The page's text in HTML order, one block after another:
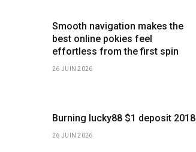
Smooth navigation makes the
best online pokies feel
effortless from the first spin
26 JUIN 2026
Burning lucky88 $1 deposit 2018
26 JUIN 2026